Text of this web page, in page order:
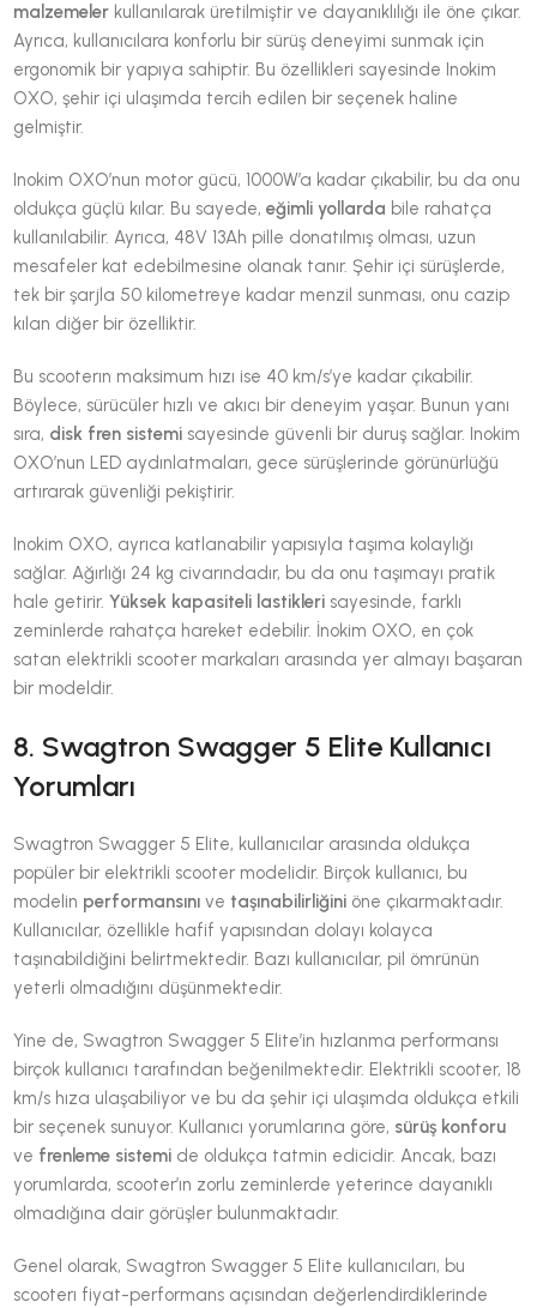
malzemeler kullanılarak üretilmiştir ve dayanıklılığı ile öne çıkar.
Ayrıca, kullanıcılara konforlu bir sürüş deneyimi sunmak için
ergonomik bir yapıya sahiptir. Bu özellikleri sayesinde Inokim
OXO, şehir içi ulaşımda tercih edilen bir seçenek haline
gelmiştir.
Inokim OXO’nun motor gücü, 1000W’a kadar çıkabilir, bu da onu
oldukça güçlü kılar. Bu sayede,eğimli yollarda bile rahatça
kullanılabilir. Ayrıca, 48V 13Ah pille donatılmış olması, uzun
mesafeler kat edebilmesine olanak tanır. Şehir içi sürüşlerde,
tek bir şarjla 50 kilometreye kadar menzil sunması, onu cazip
kılan diğer bir özelliktir.
Bu scooterın maksimum hızı ise 40 km/s’ye kadar çıkabilir.
Böylece, sürücüler hızlı ve akıcı bir deneyim yaşar. Bunun yanı
sıra, disk fren sistemi sayesinde güvenli bir duruş sağlar. Inokim
OXO’nun LED aydınlatmaları, gece sürüşlerinde görünürlüğü
artırarak güvenliği pekiştirir.
Inokim OXO, ayrıca katlanabilir yapısıyla taşıma kolaylığı
sağlar. Ağırlığı 24 kg civarındadır, bu da onu taşımayı pratik
hale getirir.Yüksek kapasiteli lastikleri sayesinde, farklı
zeminlerde rahatça hareket edebilir. İnokim OXO, en çok
satan elektrikli scooter markaları arasında yer almayı başaran
bir modeldir.
8. Swagtron Swagger 5 Elite Kullanıcı
Yorumları
Swagtron Swagger 5 Elite, kullanıcılar arasında oldukça
popüler bir elektrikli scooter modelidir. Birçok kullanıcı, bu
modelin performansını ve taşınabilirliğini öne çıkarmaktadır.
Kullanıcılar, özellikle hafif yapısından dolayı kolayca
taşınabildiğini belirtmektedir. Bazı kullanıcılar, pil ömrünün
yeterli olmadığını düşünmektedir.
Yine de, Swagtron Swagger 5 Elite’in hızlanma performansı
birçok kullanıcı tarafından beğenilmektedir. Elektrikli scooter, 18
km/s hıza ulaşabiliyor ve bu da şehir içi ulaşımda oldukça etkili
bir seçenek sunuyor. Kullanıcı yorumlarına göre, sürüş konforu
ve frenleme sistemi de oldukça tatmin edicidir. Ancak, bazı
yorumlarda, scooter’ın zorlu zeminlerde yeterince dayanıklı
olmadığına dair görüşler bulunmaktadır.
Genel olarak, Swagtron Swagger 5 Elite kullanıcıları, bu
scooterı fiyat-performans açısından değerlendirdiklerinde